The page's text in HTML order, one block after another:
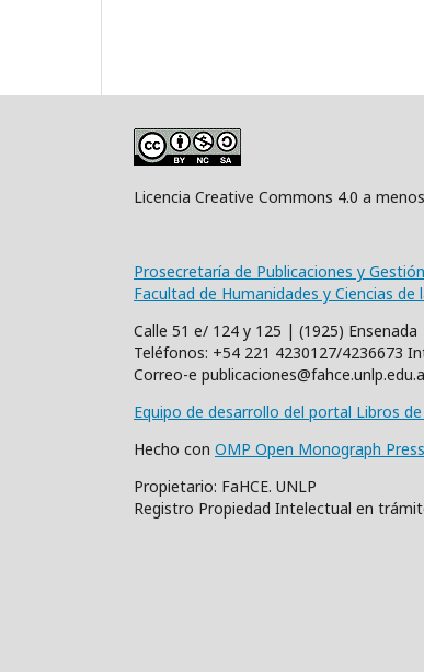
Licencia Creative Commons 4.0 a
Prosecretaría de Publicaciones y
Facultad de Humanidades y Ciencias de
Calle 51 e/ 124 y 125 | (1925)
Teléfonos: +54 221 4230127/4236673
Correo-e
Equipo de desarrollo del portal Libros de
Hecho con OMP Open Monograph Press
Propietario: FaHCE. UNLP
Registro Propiedad Intelectual en